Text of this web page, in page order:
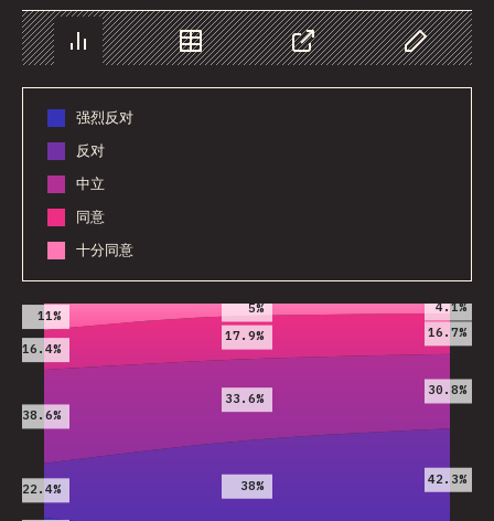
数据 分享 自定义数据
强烈反对
反对
中立
同意
十分同意
2019 2020 2021
22.4% 38% 42.3%
38.6%
33.6%
30.8%
16.4%
17.9% 16.7%
11% 5% 4.1%